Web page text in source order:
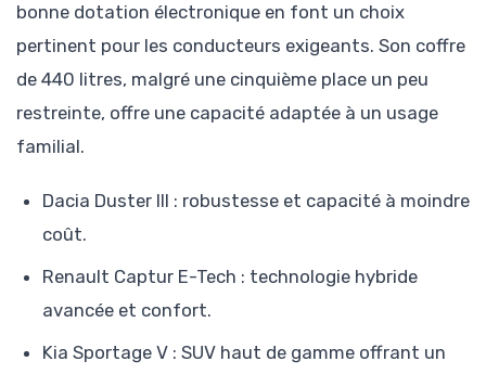
bonne dotation électronique en font un choix
pertinent pour les conducteurs exigeants. Son coffre
de 440 litres, malgré une cinquième place un peu
restreinte, offre une capacité adaptée à un usage
familial.
Dacia Duster III : robustesse et capacité à moindre
coût.
Renault Captur E-Tech : technologie hybride
avancée et confort.
Kia Sportage V : SUV haut de gamme offrant un